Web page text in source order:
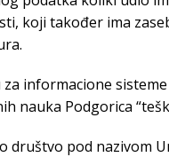
koji također ima
za informacione
nauka Podgorica
društvo pod nazivom